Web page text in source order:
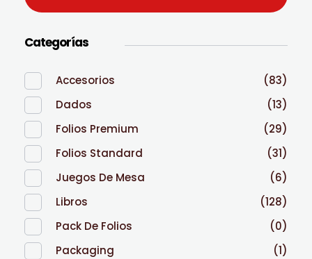
Categorías
Accesorios
(83)
Dados
(13)
Folios Premium
(29)
Folios Standard
(31)
Juegos De Mesa
(6)
Libros
(128)
Pack De Folios
(0)
Packaging
(1)